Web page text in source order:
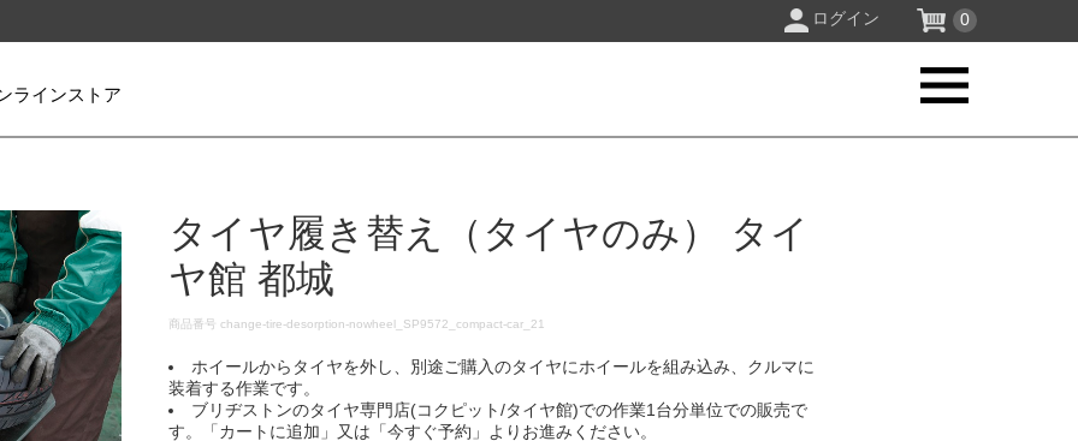
ログイン 0
ラインストア
タイヤ履き替え（タイヤのみ） タイ
ヤ館 都城
DETAILS
商品番号change-tire-desorption-nowheel_SP9572_compact-car_21
ホイールからタイヤを外し、別途ご購入のタイヤにホイールを組み込み、クルマに
装着する作業です。
ブリヂストンのタイヤ専門店(コクピット/タイヤ館)での作業1台分単位での販売で
す。「カートに追加」又は「今すぐ予約」よりお進みください。